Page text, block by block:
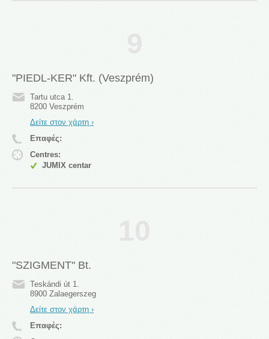
"PIEDL-KER" Kft. (Veszprém)
Tartu utca 1.
8200 Veszprém
Δείτε στον χάρτη ›
Επαφές:
Centres:
JUMIX centar
"SZIGMENT" Bt.
Teskándi út 1.
8900 Zalaegerszeg
Δείτε στον χάρτη ›
Επαφές: